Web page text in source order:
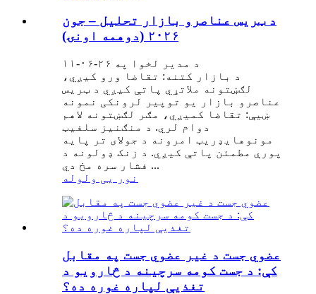
د ټریس عناصرو بازار تحلیل – جون
۲۰۲۶ (دوهمه اونۍ)
د مدیر لخوا په ۲۶-۰۶-۱۱
د بازار کتنه: تقاضا ورو کیږي،
لګښتونه ملاتړي پاتې کیږي د ټریس
عناصرو بازار یو توپیر لرونکی نمونه
ښیې: تقاضا کمیږي، مګر لګښتونه لاهم
دوام لري. د منګنیز سلفیټ
مونوهایډریټ امرونه د جولای تر پایه
پورې مطمئن پاتې کیږي. د زنک ډولونه د
فشار سره مخ دي ...
نور یی ولوله
عضوي جست د غیر عضوي جست په مقابل
کې: د جست کومه سرچینه د څارویو د
تغذیې لپاره غوره ده؟